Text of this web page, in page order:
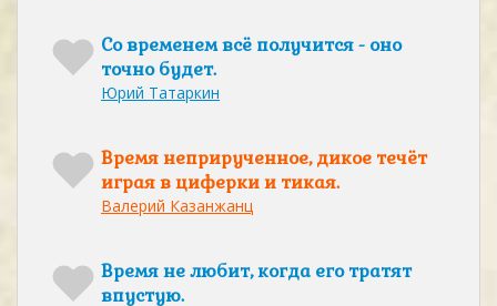
Со временем всё получится - оно
точно будет.
Юрий Татаркин
Время неприрученное, дикое течёт
играя в циферки и тикая.
Валерий Казанжанц
Время не любит, когда его тратят
впустую.